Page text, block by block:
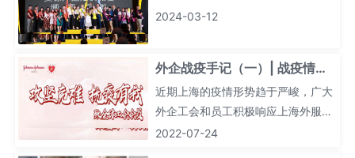
展添活力
2024-03-12
外企战疫手记（一）| 战疫情，
工会行
近期上海的疫情形势趋于严峻，广大
外企工会和员工积极响应上海外服雇
员工会号召，靠前作为，敢于担当，
2022-07-24